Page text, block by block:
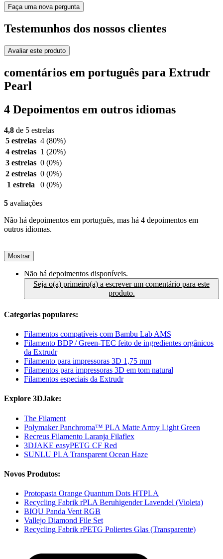
Faça uma nova pergunta
Testemunhos dos nossos clientes
Avaliar este produto
comentários em português para Extrudr
Pearl
4 Depoimentos em outros idiomas
4,8 de 5 estrelas
5 estrelas 4 (80%)
4 estrelas 1 (20%)
3 estrelas 0 (0%)
2 estrelas 0 (0%)
1 estrela
0 (0%)
5 avaliações
Não há depoimentos em português, mas há 4 depoimentos em
outros idiomas.
Mostrar
Não há depoimentos disponíveis.
Seja o(a) primeiro(a) a escrever um comentário para este
produto.
Categorias populares:
Filamentos compatíveis com Bambu Lab AMS
Filamento BDP / Green-TEC feito de ingredientes orgânicos
da Extrudr
Filamento para impressoras 3D 1,75 mm
Filamentos para impressoras 3D em tom natural
Filamentos especiais da Extrudr
Explore 3DJake:
The Filament
Polymaker Panchroma™ PLA Matte Army Light Green
Recreus Filamento Laranja Filaflex
3DJAKE easyPETG CF Red
SUNLU PLA Transparent Ocean Haze
Novos Produtos:
Protopasta Orange Quantum Dots HTPLA
Recycling Fabrik rPLA Beruhigender Lavendel (Violeta)
BIQU Panda Vent RGB
Vallejo Diamond File Set
Recycling Fabrik rPETG Poliertes Glas (Transparente)